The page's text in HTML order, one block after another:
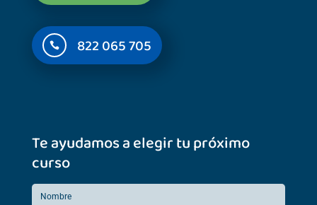
 822 065 705
Te ayudamos a elegir tu próximo
curso